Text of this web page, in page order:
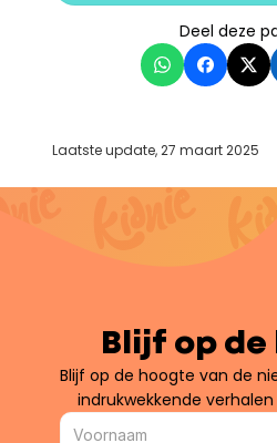
Deel deze
Laatste update, 27 maart 2025
Blijf op
Blijf op de hoogte van de
indrukwekkende